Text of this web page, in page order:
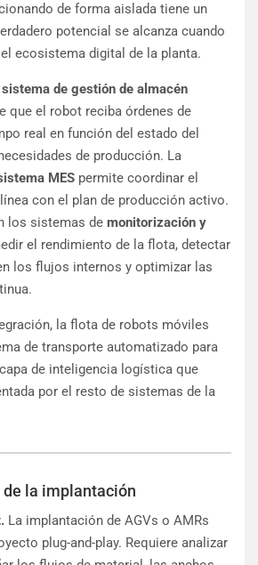
de forma aislada tiene un
potencial se alcanza cuando
ecosistema digital de la planta.
sistema de gestión de almacén
que el robot reciba órdenes de
real en función del estado del
de producción. La
MES permite coordinar el
con el plan de producción activo.
los sistemas de monitorización y
el rendimiento de la flota, detectar
los flujos internos y optimizar las
la flota de robots móviles
de transporte automatizado para
de inteligencia logística que
por el resto de sistemas de la
la implantación
La implantación de AGVs o AMRs
plug-and-play. Requiere analizar